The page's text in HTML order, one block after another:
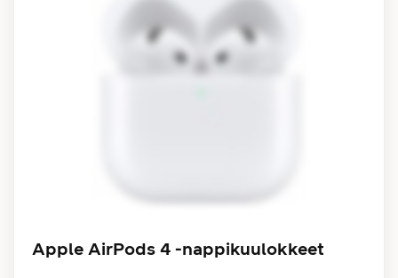
Apple AirPods 4 -nappikuulokkeet